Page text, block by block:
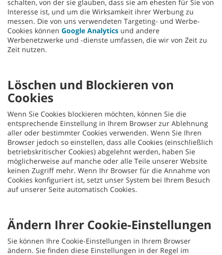
schalten, von der sie glauben, dass sie am ehesten für Sie von
Interesse ist, und um die Wirksamkeit ihrer Werbung zu
messen. Die von uns verwendeten Targeting- und Werbe-
Cookies können Google Analytics und andere
Werbenetzwerke und -dienste umfassen, die wir von Zeit zu
Zeit nutzen.
Löschen und Blockieren von
Cookies
Wenn Sie Cookies blockieren möchten, können Sie die
entsprechende Einstellung in Ihrem Browser zur Ablehnung
aller oder bestimmter Cookies verwenden. Wenn Sie Ihren
Browser jedoch so einstellen, dass alle Cookies (einschließlich
betriebskritischer Cookies) abgelehnt werden, haben Sie
möglicherweise auf manche oder alle Teile unserer Website
keinen Zugriff mehr. Wenn Ihr Browser für die Annahme von
Cookies konfiguriert ist, setzt unser System bei Ihrem Besuch
auf unserer Seite automatisch Cookies.
Ändern Ihrer Cookie-Einstellungen
Sie können Ihre Cookie-Einstellungen in Ihrem Browser
ändern. Sie finden diese Einstellungen in der Regel im